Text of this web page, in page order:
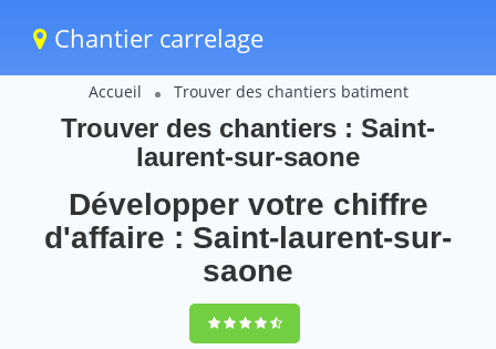
Chantier carrelage
Accueil Trouver des chantiers batiment
Trouver des chantiers : Saint-
laurent-sur-saone
Développer votre chiffre
d'affaire : Saint-laurent-sur-
saone